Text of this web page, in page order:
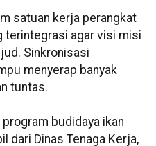
satuan kerja perangkat
terintegrasi agar visi misi
Sinkronisasi
menyerap banyak
tuntas.
budidaya ikan
dari Dinas Tenaga Kerja,